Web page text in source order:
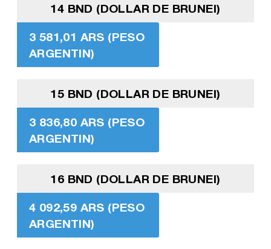
14 BND (DOLLAR DE BRUNEI)
3 581,01 ARS (PESO
ARGENTIN)
15 BND (DOLLAR DE BRUNEI)
3 836,80 ARS (PESO
ARGENTIN)
16 BND (DOLLAR DE BRUNEI)
4 092,59 ARS (PESO
ARGENTIN)